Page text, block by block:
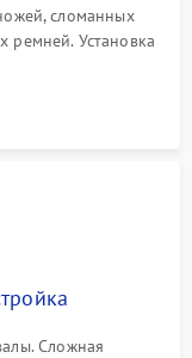
сломанных
ремней. Установка
и цепях
Сложная